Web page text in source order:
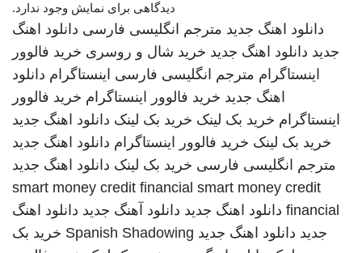
دیدگاهی برای نمایش وجود ندارد.
دانلود اهنگ جدید مترجم انگلیسی فارسی دانلود اهنگ
جدید دانلود اهنگ جدید خرید شال و روسری خرید فالوور
اینستاگرام مترجم انگلیسی فارسی اینستاگرام دانلود
اهنگ جدید خرید فالوور اینستاگرام خرید فالوور
اینستاگرام خرید بک لینک خرید بک لینک دانلود اهنگ جدید
خرید بک لینک خرید فالوور اینستاگرام دانلود اهنگ جدید
مترجم انگلیسی فارسی خرید بک لینک دانلود اهنگ جدید
smart money credit financial smart money credit
financial دانلود اهنگ جدید دانلود آهنگ جدید دانلود اهنگ
جدید دانلود اهنگ جدید Spanish Shadowing خرید بک